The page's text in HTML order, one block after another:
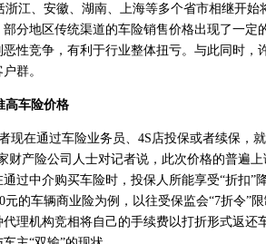
江、安徽、湖南、上海等多个省市相继开始
部分地区传统渠道的车险销售价格出现了一
性竞争，有利于行业整体扭亏。与此同时
群。
车险价格
现在通过车险业务员、4S店投保或者续保，
财产险公司人士对记者说，此次价格的普遍
过中介购买车险时，投保人所能享受“折扣”降
的车辆商业险为例，以往受保监会“7折令”
理机构竞相将自己的手续费以打折形式返